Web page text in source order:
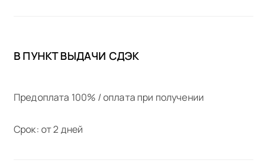
В ПУНКТ ВЫДАЧИ СДЭК
Предоплата 100% / оплата при получении
Срок: от 2 дней